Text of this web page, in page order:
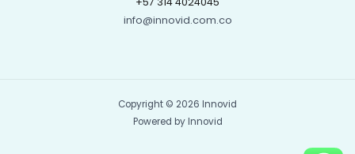
info@innovid.com.co
Copyright © 2026 Innovid
Powered by Innovid